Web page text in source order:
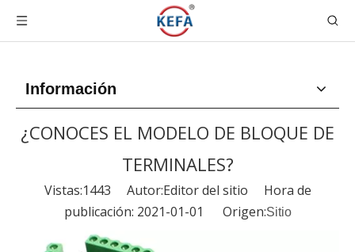
Información
¿CONOCES EL MODELO DE BLOQUE DE
TERMINALES?
Vistas:1443 Autor:Editor del sitio Hora de
publicación: 2021-01-01 Origen:Sitio